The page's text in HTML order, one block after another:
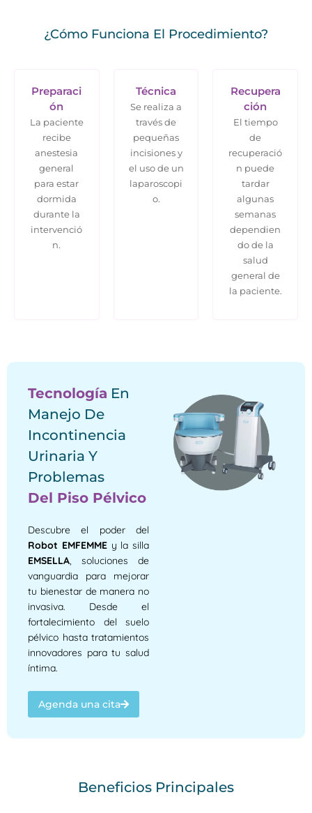
¿Cómo Funciona El Procedimiento?
Preparaci
ón
La paciente
recibe
anestesia
general
para estar
dormida
durante la
intervenció
n.
Técnica
Se realiza a
través de
pequeñas
incisiones y
el uso de un
laparoscopi
o.
Recupera
ción
El tiempo
de
recuperació
n puede
tardar
algunas
semanas
dependien
do de la
salud
general de
la paciente.
Tecnología En
Manejo De
Incontinencia
Urinaria Y
Problemas
Del Piso Pélvico
Descubre el poder del
Robot EMFEMMEy la silla
EMSELLA , soluciones de
vanguardia para mejorar
tu bienestar de manera no
invasiva. Desde el
fortalecimiento del suelo
pélvico hasta tratamientos
innovadores para tu salud
íntima.
Agenda una cita
Beneficios Principales